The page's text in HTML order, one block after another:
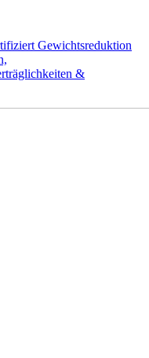
Gewichtsreduktion
&